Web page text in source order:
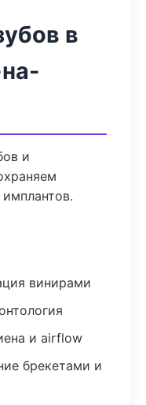
в
и
винирами
и airflow
брекетами и